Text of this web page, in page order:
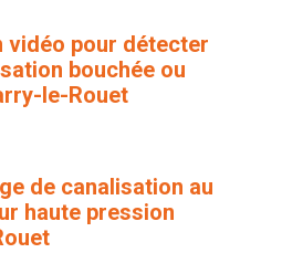
vidéo pour détecter
bouchée ou
le-Rouet
de canalisation au
haute pression